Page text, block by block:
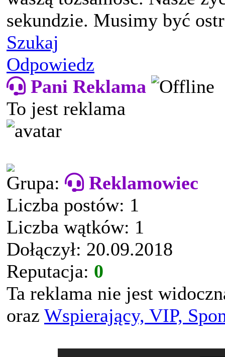
sekundzie. Musimy być
Szukaj
Odpowiedz
Pani Reklama
To jest reklama
Grupa:
Reklamowiec
Liczba postów: 1
Liczba wątków: 1
Dołączył: 20.09.2018
Reputacja: 0
Ta reklama nie jest
oraz Wspierający, VIP,